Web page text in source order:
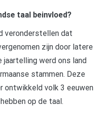
taal beinvloed?
veronderstellen dat
zijn door latere
jaartelling werd ons land
stammen. Deze
ontwikkeld volk 3 eeuwen
op de taal.